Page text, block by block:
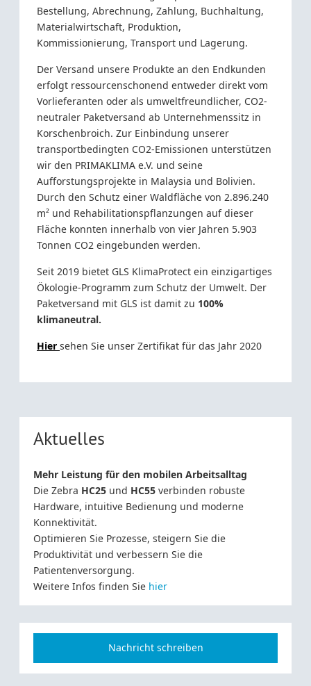
Bestellung, Abrechnung, Zahlung, Buchhaltung,
Materialwirtschaft, Produktion,
Kommissionierung, Transport und Lagerung.
Der Versand unsere Produkte an den Endkunden
erfolgt ressourcenschonend entweder direkt vom
Vorlieferanten oder als umweltfreundlicher, CO2-
neutraler Paketversand ab Unternehmenssitz in
Korschenbroich. Zur Einbindung unserer
transportbedingten CO2-Emissionen unterstützen
wir den PRIMAKLIMA e.V. und seine
Aufforstungsprojekte in Malaysia und Bolivien.
Durch den Schutz einer Waldfläche von 2.896.240
m² und Rehabilitationspflanzungen auf dieser
Fläche konnten innerhalb von vier Jahren 5.903
Tonnen CO2 eingebunden werden.
Seit 2019 bietet GLS KlimaProtect ein einzigartiges
Ökologie-Programm zum Schutz der Umwelt. Der
Paketversand mit GLS ist damit zu 100%
klimaneutral.
Hiersehen Sie unser Zertifikat für das Jahr 2020
Aktuelles
Mehr Leistung für den mobilen Arbeitsalltag
Die Zebra HC25 und HC55verbinden robuste
Hardware, intuitive Bedienung und moderne
Konnektivität.
Optimieren Sie Prozesse, steigern Sie die
Produktivität und verbessern Sie die
Patientenversorgung.
Weitere Infos finden Sie hier
Nachricht schreiben